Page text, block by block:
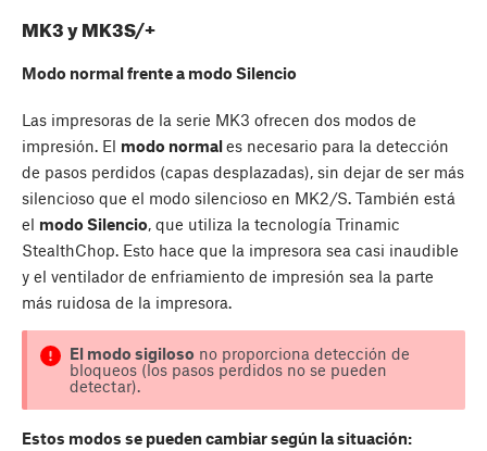
MK3 y MK3S/+
Modo normal frente a modo Silencio
Las impresoras de la serie MK3 ofrecen dos modos de
impresión. El modo normales necesario para la detección
de pasos perdidos (capas desplazadas), sin dejar de ser más
silencioso que el modo silencioso en MK2/S. También está
el modo Silencio , que utiliza la tecnología Trinamic
StealthChop. Esto hace que la impresora sea casi inaudible
y el ventilador de enfriamiento de impresión sea la parte
más ruidosa de la impresora.
El modo sigiloso no proporciona detección de
bloqueos (los pasos perdidos no se pueden
detectar).
Estos modos se pueden cambiar según la situación: